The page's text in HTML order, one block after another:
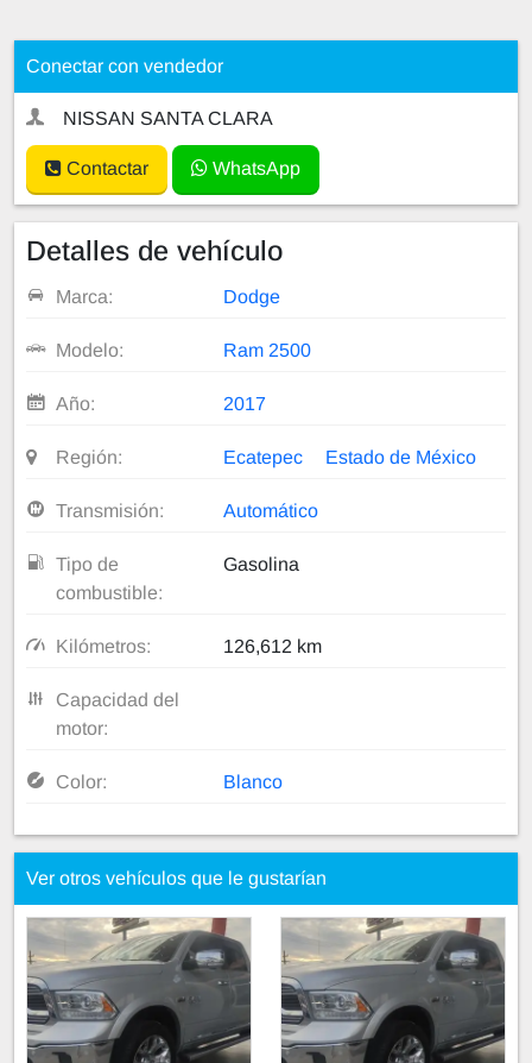
Conectar con vendedor
NISSAN SANTA CLARA
Contactar WhatsApp
Detalles de vehículo
Marca: Dodge
Modelo: Ram 2500
Año: 2017
Región: Ecatepec Estado de México
Transmisión: Automático
Tipo de
combustible:
Gasolina
Kilómetros: 126,612 km
Capacidad del
motor:
Color: Blanco
Ver otros vehículos que le gustarían